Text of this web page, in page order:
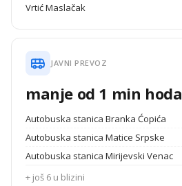
Vrtić Maslačak
JAVNI PREVOZ
manje od 1 min hoda
Autobuska stanica Branka Ćopića
Autobuska stanica Matice Srpske
Autobuska stanica Mirijevski Venac
+ još 6 u blizini